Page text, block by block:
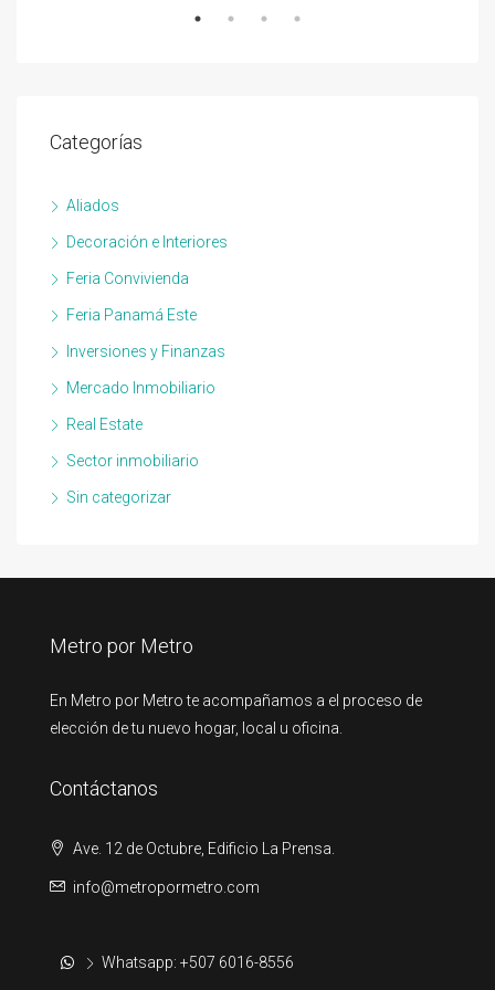
Categorías
Aliados
Decoración e Interiores
Feria Convivienda
Feria Panamá Este
Inversiones y Finanzas
Mercado Inmobiliario
Real Estate
Sector inmobiliario
Sin categorizar
Metro por Metro
En Metro por Metro te acompañamos a el proceso de
elección de tu nuevo hogar, local u oficina.
Contáctanos
Ave. 12 de Octubre, Edificio La Prensa.
info@metropormetro.com
Whatsapp: +507 6016-8556